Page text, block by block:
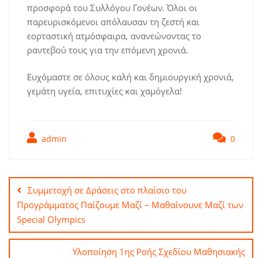
προσφορά του Συλλόγου Γονέων. Όλοι οι
παρευρισκόμενοι απόλαυσαν τη ζεστή και
εορταστική ατμόσφαιρα, ανανεώνοντας το
ραντεβού τους για την επόμενη χρονιά.
Ευχόμαστε σε όλους καλή και δημιουργική χρονιά,
γεμάτη υγεία, επιτυχίες και χαμόγελα!
admin 0
άρθρων
Συμμετοχή σε Δράσεις στο πλαίσιο του
Προγράμματος Παίζουμε Μαζί – Μαθαίνουνε Μαζί των
Special Olympics
Υλοποίηση 1ης Ροής Σχεδίου Μαθησιακής